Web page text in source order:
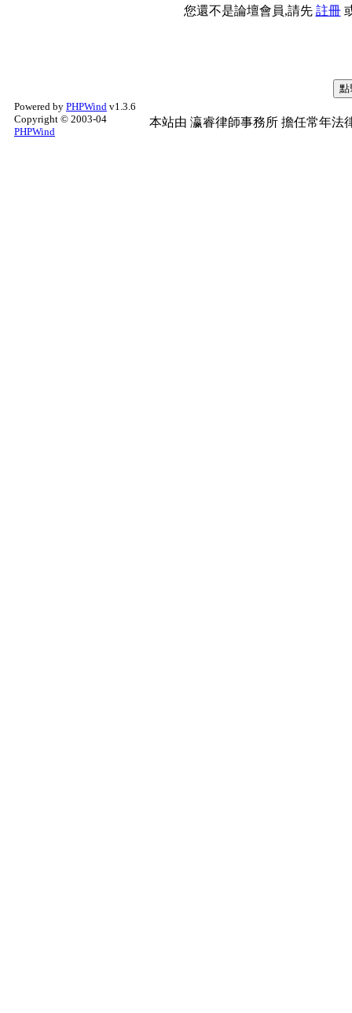
您還不是論壇會員,請先 註冊
Powered by PHPWind v1.3.6
Copyright © 2003-04
PHPWind
本站由 瀛睿律師事務所 擔任常年法